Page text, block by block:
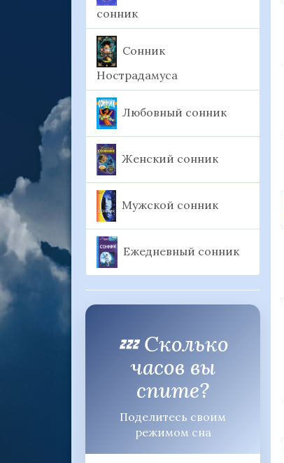
сонник
Сонник
Нострадамуса
Любовный сонник
Женский сонник
Мужской сонник
Ежедневный сонник
💤 Сколько
часов вы
спите?
Поделитесь своим
режимом сна